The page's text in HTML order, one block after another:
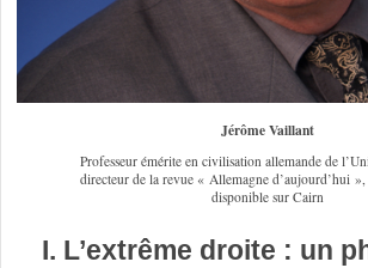
Jérôme Vaillant
Professeur émérite en civilisation allemande de
directeur de la revue « Allemagne d’aujourd’hui
disponible sur Cairn
I. L’extrême droite : un